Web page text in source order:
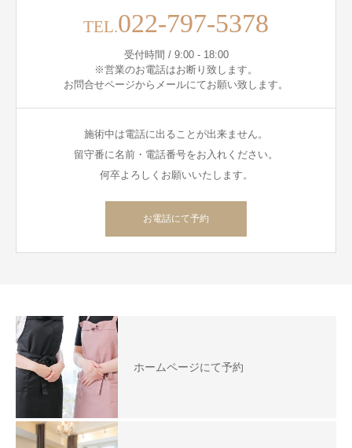
TEL.022-797-5378
受付時間 / 9:00 - 18:00
※営業のお電話はお断り致します。
お問合せページからメールにてお願い致します。
施術中は電話に出ることが出来ません。
留守番に名前・電話番号をお入れください。
何卒よろしくお願いいたします。
お電話にて予約
ホームページにて予約